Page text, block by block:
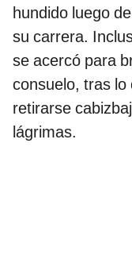
hundido luego
su carrera.
se acercó para
consuelo, tras lo
retirarse
lágrimas.